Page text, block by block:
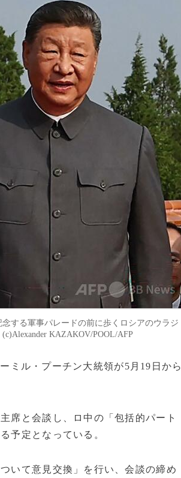
する軍事パレードの前に歩くロシアのウラジ
KAZAKOV/POOL/AFP
ミル・プーチン大統領が5月19日から
席と会談し、ロ中の「包括的パート
予定となっている。
いて意見交換」を行い、会談の締め